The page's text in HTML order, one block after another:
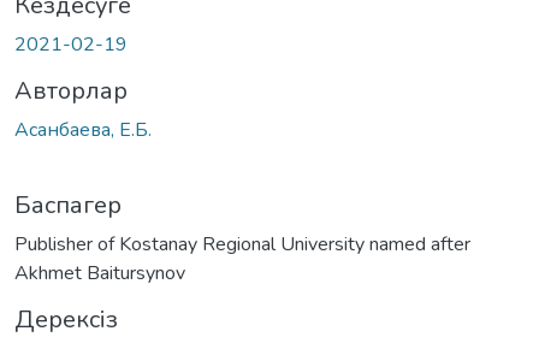
2021-02-19
Авторлар
Асанбаева, Е.Б.
Баспагер
Publisher of Kostanay Regional University named after
Akhmet Baitursynov
Дерексіз